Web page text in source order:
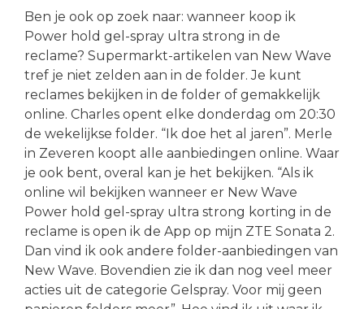
Ben je ook op zoek naar: wanneer koop ik
Power hold gel-spray ultra strong in de
reclame? Supermarkt-artikelen van New Wave
tref je niet zelden aan in de folder. Je kunt
reclames bekijken in de folder of gemakkelijk
online. Charles opent elke donderdag om 20:30
de wekelijkse folder. “Ik doe het al jaren”. Merle
in Zeveren koopt alle aanbiedingen online. Waar
je ook bent, overal kan je het bekijken. “Als ik
online wil bekijken wanneer er New Wave
Power hold gel-spray ultra strong korting in de
reclame is open ik de App op mijn ZTE Sonata 2.
Dan vind ik ook andere folder-aanbiedingen van
New Wave. Bovendien zie ik dan nog veel meer
acties uit de categorie Gelspray. Voor mij geen